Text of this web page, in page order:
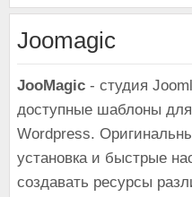
Joomagic
JooMagic - студия
доступные шаблоны
Wordpress.
установка и быстрые
создавать ресурсы